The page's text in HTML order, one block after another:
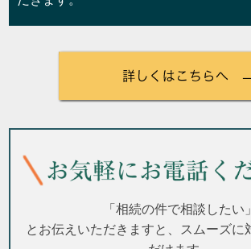
「相続の件で相談したい」
とお伝えいただきますと、スムーズに